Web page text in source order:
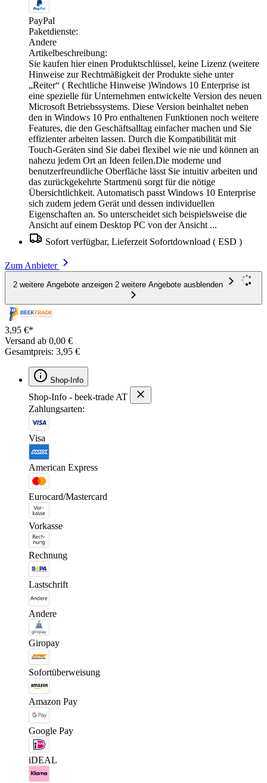
PayPal
Paketdienste:
Andere
Artikelbeschreibung:
Sie kaufen hier einen Produktschlüssel, keine Lizenz (weitere
Hinweise zur Rechtmäßigkeit der Produkte siehe unter
„Reiter“ ( Rechtliche Hinweise )Windows 10 Enterprise ist
eine spezielle für Unternehmen entwickelte Version des neuen
Microsoft Betriebssystems. Diese Version beinhaltet neben
den in Windows 10 Pro enthaltenen Funktionen noch weitere
Features, die den Geschäftsalltag einfacher machen und Sie
effizienter arbeiten lassen. Durch die Kompatibilität mit
Touch-Geräten sind Sie dabei flexibel wie nie und können an
nahezu jedem Ort an Ideen feilen.Die moderne und
benutzerfreundliche Oberfläche lässt Sie intuitiv arbeiten und
das zurückgekehrte Startmenü sorgt für die nötige
Übersichtlichkeit. Automatisch passt Windows 10 Enterprise
sich zudem jedem Gerät und dessen individuellen
Eigenschaften an. So unterscheidet sich beispielsweise die
Ansicht auf einem Desktop PC von der Ansicht ...
Sofort verfügbar, Lieferzeit Sofortdownload ( ESD )
Zum Anbieter
2 weitere Angebote anzeigen 2 weitere Angebote ausblenden
3,95 €*
Versand ab 0,00 €
Gesamtpreis: 3,95 €
Shop-Info
Shop-Info - beek-trade AT
Zahlungsarten:
Visa
American Express
Eurocard/Mastercard
Vorkasse
Rechnung
Lastschrift
Andere
Giropay
Sofortüberweisung
Amazon Pay
Google Pay
iDEAL